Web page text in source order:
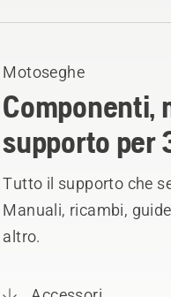
Motoseghe
Componenti,
supporto per
Tutto il supporto che
Manuali, ricambi,
altro.